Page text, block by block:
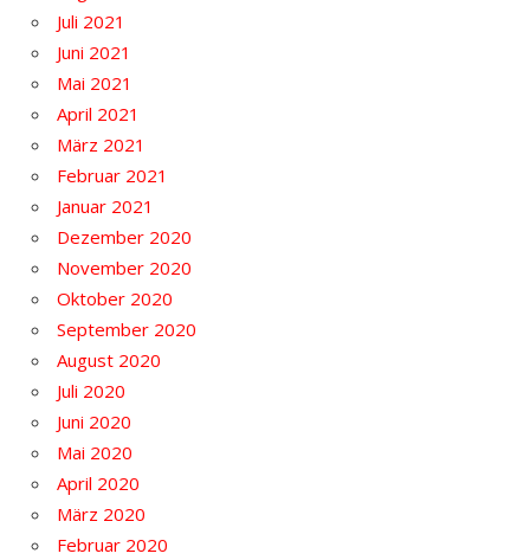
Juli 2021
Juni 2021
Mai 2021
April 2021
März 2021
Februar 2021
Januar 2021
Dezember 2020
November 2020
Oktober 2020
September 2020
August 2020
Juli 2020
Juni 2020
Mai 2020
April 2020
März 2020
Februar 2020